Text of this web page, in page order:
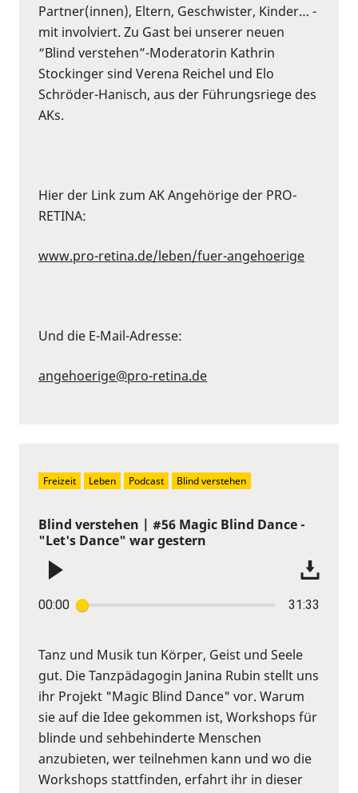
Partner(innen), Eltern, Geschwister, Kinder… -
mit involviert. Zu Gast bei unserer neuen
“Blind verstehen”-Moderatorin Kathrin
Stockinger sind Verena Reichel und Elo
Schröder-Hanisch, aus der Führungsriege des
AKs.
Hier der Link zum AK Angehörige der PRO-
RETINA:
www.pro-retina.de/leben/fuer-angehoerige
Und die E-Mail-Adresse:
angehoerige@pro-retina.de
Blind verstehen | #56 Magic Blind Dance -
"Let's Dance" war gestern
00:00 31:33
Tanz und Musik tun Körper, Geist und Seele
gut. Die Tanzpädagogin Janina Rubin stellt uns
ihr Projekt "Magic Blind Dance" vor. Warum
sie auf die Idee gekommen ist, Workshops für
blinde und sehbehinderte Menschen
anzubieten, wer teilnehmen kann und wo die
Workshops stattfinden, erfahrt ihr in dieser
Freizeit Leben Podcast Blind verstehen